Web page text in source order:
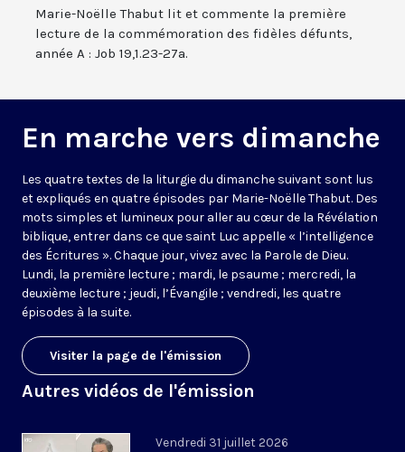
Marie-Noëlle Thabut lit et commente la première
lecture de la commémoration des fidèles défunts,
année A : Job 19,1.23-27a.
En marche vers dimanche
Les quatre textes de la liturgie du dimanche suivant sont lus
et expliqués en quatre épisodes par Marie-Noëlle Thabut. Des
mots simples et lumineux pour aller au cœur de la Révélation
biblique, entrer dans ce que saint Luc appelle « l’intelligence
des Écritures ». Chaque jour, vivez avec la Parole de Dieu.
Lundi, la première lecture ; mardi, le psaume ; mercredi, la
deuxième lecture ; jeudi, l’Évangile ; vendredi, les quatre
épisodes à la suite.
Visiter la page de l'émission
Autres vidéos de l'émission
Vendredi 31 juillet 2026